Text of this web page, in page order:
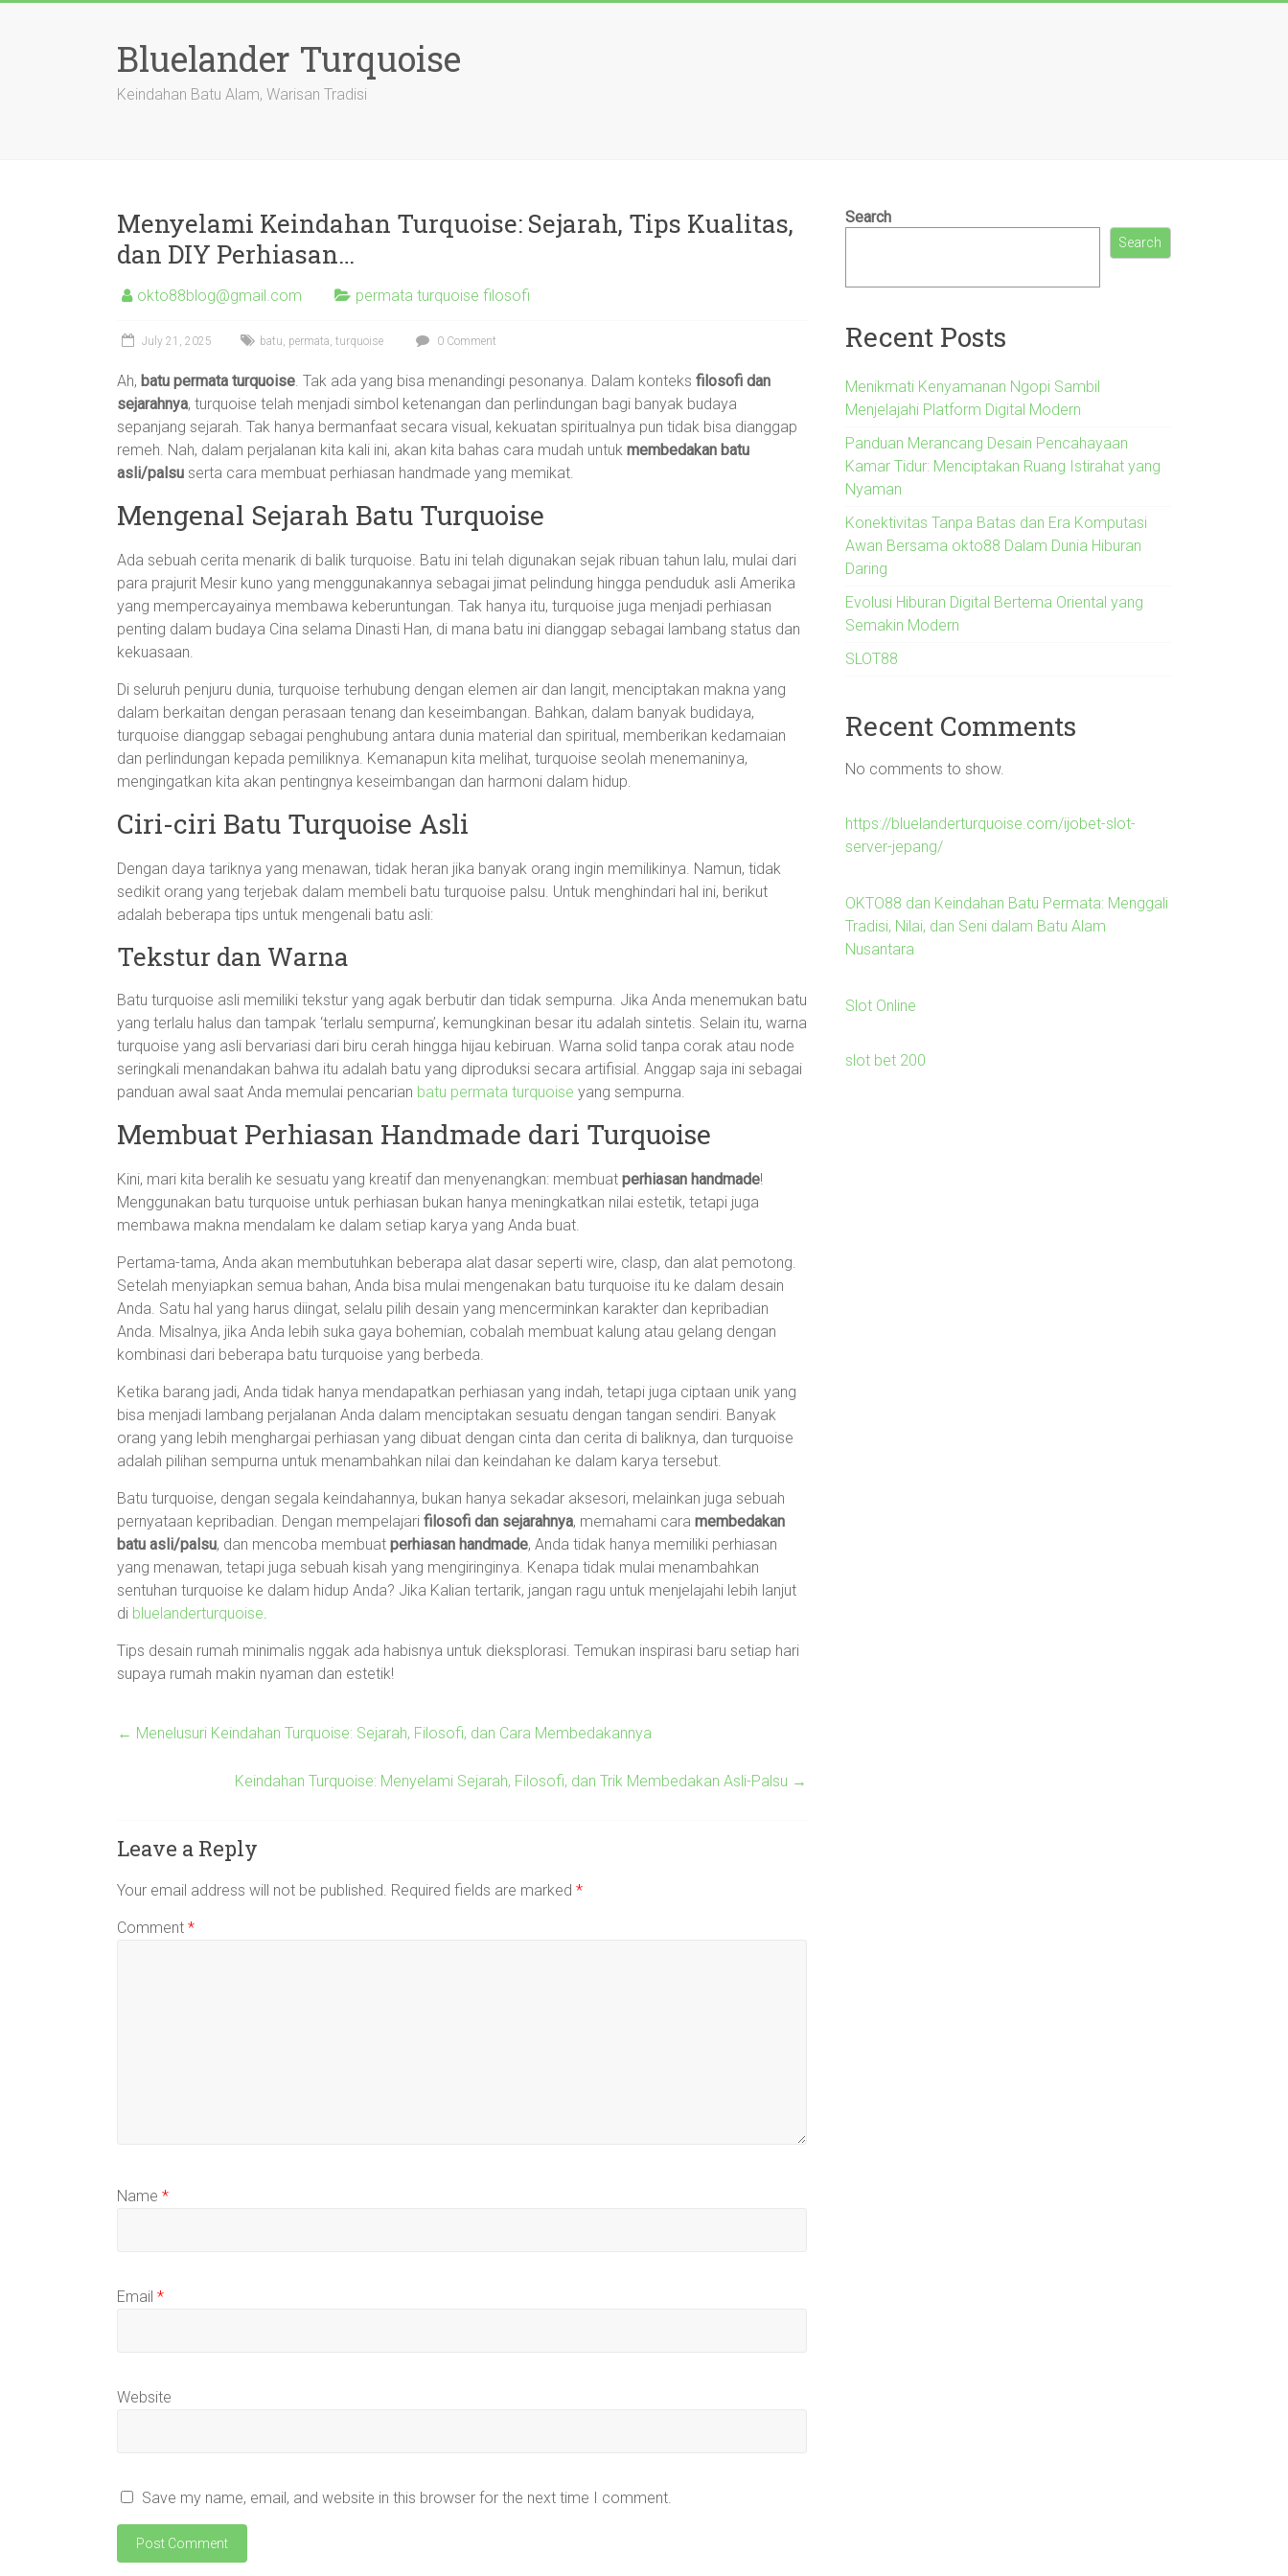
Bluelander Turquoise
Keindahan Batu Alam, Warisan Tradisi
Menyelami Keindahan Turquoise: Sejarah, Tips Kualitas,
dan DIY Perhiasan…
okto88blog@gmail.com permata turquoise filosofi
July 21, 2025 batu, permata, turquoise 0 Comment
Ah, batu permata turquoise. Tak ada yang bisa menandingi pesonanya. Dalam konteks filosofi dan
sejarahnya, turquoise telah menjadi simbol ketenangan dan perlindungan bagi banyak budaya
sepanjang sejarah. Tak hanya bermanfaat secara visual, kekuatan spiritualnya pun tidak bisa dianggap
remeh. Nah, dalam perjalanan kita kali ini, akan kita bahas cara mudah untuk membedakan batu
asli/palsu serta cara membuat perhiasan handmade yang memikat.
Mengenal Sejarah Batu Turquoise
Ada sebuah cerita menarik di balik turquoise. Batu ini telah digunakan sejak ribuan tahun lalu, mulai dari
para prajurit Mesir kuno yang menggunakannya sebagai jimat pelindung hingga penduduk asli Amerika
yang mempercayainya membawa keberuntungan. Tak hanya itu, turquoise juga menjadi perhiasan
penting dalam budaya Cina selama Dinasti Han, di mana batu ini dianggap sebagai lambang status dan
kekuasaan.
Di seluruh penjuru dunia, turquoise terhubung dengan elemen air dan langit, menciptakan makna yang
dalam berkaitan dengan perasaan tenang dan keseimbangan. Bahkan, dalam banyak budidaya,
turquoise dianggap sebagai penghubung antara dunia material dan spiritual, memberikan kedamaian
dan perlindungan kepada pemiliknya. Kemanapun kita melihat, turquoise seolah menemaninya,
mengingatkan kita akan pentingnya keseimbangan dan harmoni dalam hidup.
Ciri-ciri Batu Turquoise Asli
Dengan daya tariknya yang menawan, tidak heran jika banyak orang ingin memilikinya. Namun, tidak
sedikit orang yang terjebak dalam membeli batu turquoise palsu. Untuk menghindari hal ini, berikut
adalah beberapa tips untuk mengenali batu asli:
Tekstur dan Warna
Batu turquoise asli memiliki tekstur yang agak berbutir dan tidak sempurna. Jika Anda menemukan batu
yang terlalu halus dan tampak ‘terlalu sempurna’, kemungkinan besar itu adalah sintetis. Selain itu, warna
turquoise yang asli bervariasi dari biru cerah hingga hijau kebiruan. Warna solid tanpa corak atau node
seringkali menandakan bahwa itu adalah batu yang diproduksi secara artifisial. Anggap saja ini sebagai
panduan awal saat Anda memulai pencarian batu permata turquoise yang sempurna.
Membuat Perhiasan Handmade dari Turquoise
Kini, mari kita beralih ke sesuatu yang kreatif dan menyenangkan: membuat perhiasan handmade!
Menggunakan batu turquoise untuk perhiasan bukan hanya meningkatkan nilai estetik, tetapi juga
membawa makna mendalam ke dalam setiap karya yang Anda buat.
Pertama-tama, Anda akan membutuhkan beberapa alat dasar seperti wire, clasp, dan alat pemotong.
Setelah menyiapkan semua bahan, Anda bisa mulai mengenakan batu turquoise itu ke dalam desain
Anda. Satu hal yang harus diingat, selalu pilih desain yang mencerminkan karakter dan kepribadian
Anda. Misalnya, jika Anda lebih suka gaya bohemian, cobalah membuat kalung atau gelang dengan
kombinasi dari beberapa batu turquoise yang berbeda.
Ketika barang jadi, Anda tidak hanya mendapatkan perhiasan yang indah, tetapi juga ciptaan unik yang
bisa menjadi lambang perjalanan Anda dalam menciptakan sesuatu dengan tangan sendiri. Banyak
orang yang lebih menghargai perhiasan yang dibuat dengan cinta dan cerita di baliknya, dan turquoise
adalah pilihan sempurna untuk menambahkan nilai dan keindahan ke dalam karya tersebut.
Batu turquoise, dengan segala keindahannya, bukan hanya sekadar aksesori, melainkan juga sebuah
pernyataan kepribadian. Dengan mempelajari filosofi dan sejarahnya, memahami cara membedakan
batu asli/palsu, dan mencoba membuat perhiasan handmade, Anda tidak hanya memiliki perhiasan
yang menawan, tetapi juga sebuah kisah yang mengiringinya. Kenapa tidak mulai menambahkan
sentuhan turquoise ke dalam hidup Anda? Jika Kalian tertarik, jangan ragu untuk menjelajahi lebih lanjut
di bluelanderturquoise.
Tips desain rumah minimalis nggak ada habisnya untuk dieksplorasi. Temukan inspirasi baru setiap hari
supaya rumah makin nyaman dan estetik!
← Menelusuri Keindahan Turquoise: Sejarah, Filosofi, dan Cara Membedakannya
Keindahan Turquoise: Menyelami Sejarah, Filosofi, dan Trik Membedakan Asli-Palsu →
Leave a Reply
Your email address will not be published. Required fields are marked *
Comment *
Name *
Email *
Website
Save my name, email, and website in this browser for the next time I comment.
Search
Search
Recent Posts
Menikmati Kenyamanan Ngopi Sambil
Menjelajahi Platform Digital Modern
Panduan Merancang Desain Pencahayaan
Kamar Tidur: Menciptakan Ruang Istirahat yang
Nyaman
Konektivitas Tanpa Batas dan Era Komputasi
Awan Bersama okto88 Dalam Dunia Hiburan
Daring
Evolusi Hiburan Digital Bertema Oriental yang
Semakin Modern
SLOT88
Recent Comments
No comments to show.
https://bluelanderturquoise.com/ijobet-slot-
server-jepang/
OKTO88 dan Keindahan Batu Permata: Menggali
Tradisi, Nilai, dan Seni dalam Batu Alam
Nusantara
Slot Online
slot bet 200